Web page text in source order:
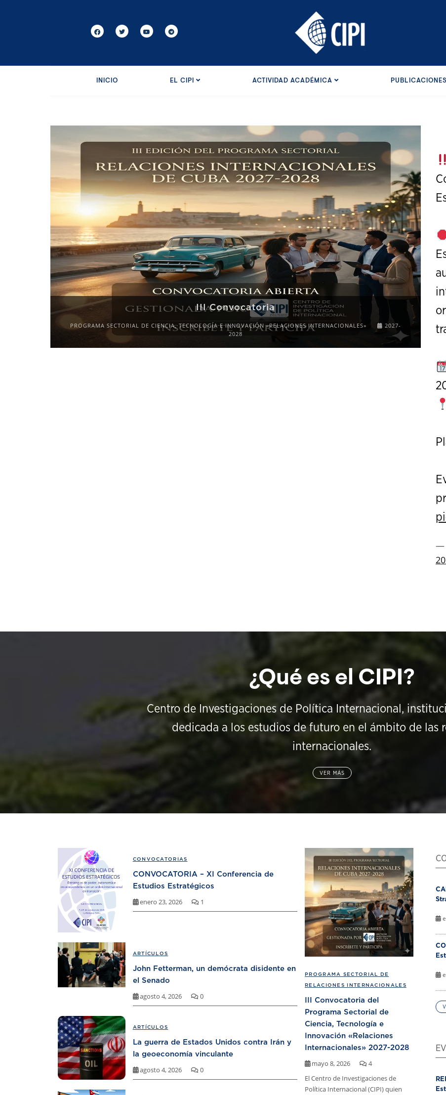
INICIO EL CIPI ACTIVIDAD ACADÉMICA PUBLICACIONES
III Convocatoria
PROGRAMA SECTORIAL DE CIENCIA, TECNOLOGÍA E INNOVACIÓN «RELACIONES INTERNACIONALES»
2027-
2028
—
¿Qué es el CIPI?
Centro de Investigaciones de Política Internacional,
dedicada a los estudios de futuro en el ámbito de las
internacionales.
VER MÁS
PROGRAMA SECTORIAL DE
RELACIONES INTERNACIONALES
III Convocatoria del
Programa Sectorial de
Ciencia, Tecnología e
Innovación «Relaciones
Internacionales» 2027-2028
mayo 8, 2026
4
El Centro de Investigaciones de
Política Internacional (CIPI) quien
CONVOCATORIAS
CONVOCATORIA – XI Conferencia de
Estudios Estratégicos
enero 23, 2026 1
ARTÍCULOS
John Fetterman, un demócrata disidente en
el Senado
agosto 4, 2026 0
ARTÍCULOS
La guerra de Estados Unidos contra Irán y
la geoeconomía vinculante
agosto 4, 2026 0